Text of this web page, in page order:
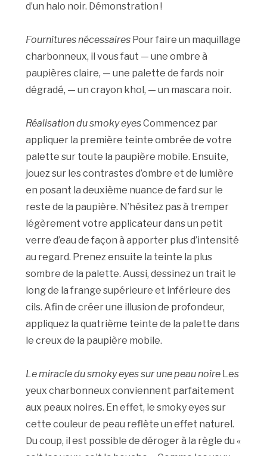
d’un halo noir. Démonstration !
Fournitures nécessaires Pour faire un maquillage
charbonneux, il vous faut — une ombre à
paupières claire, — une palette de fards noir
dégradé, — un crayon khol, — un mascara noir.
Réalisation du smoky eyesCommencez par
appliquer la première teinte ombrée de votre
palette sur toute la paupière mobile. Ensuite,
jouez sur les contrastes d’ombre et de lumière
en posant la deuxième nuance de fard sur le
reste de la paupière. N’hésitez pas à tremper
légèrement votre applicateur dans un petit
verre d’eau de façon à apporter plus d’intensité
au regard. Prenez ensuite la teinte la plus
sombre de la palette. Aussi, dessinez un trait le
long de la frange supérieure et inférieure des
cils. Afin de créer une illusion de profondeur,
appliquez la quatrième teinte de la palette dans
le creux de la paupière mobile.
Le miracle du smoky eyes sur une peau noire Les
yeux charbonneux conviennent parfaitement
aux peaux noires. En effet, le smoky eyes sur
cette couleur de peau reflète un effet naturel.
Du coup, il est possible de déroger à la règle du «